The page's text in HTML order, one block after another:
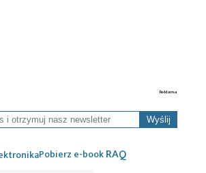
Wyślij
Pobierz e-bookRAQ